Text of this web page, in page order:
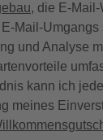
, die E-
Mail-Umgangs
und Analyse
kann ich
meines